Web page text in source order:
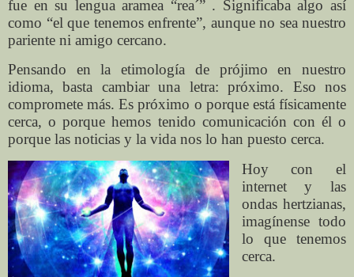
fue en su lengua aramea “rea´” . Significaba algo así
como “el que tenemos enfrente”, aunque no sea nuestro
pariente ni amigo cercano.
Pensando en la etimología de prójimo en nuestro
idioma, basta cambiar una letra: próximo. Eso nos
compromete más. Es próximo o porque está físicamente
cerca, o porque hemos tenido comunicación con él o
porque las noticias y la vida nos lo han puesto cerca.
Hoy con el
internet y las
ondas hertzianas,
imagínense todo
lo que tenemos
cerca.